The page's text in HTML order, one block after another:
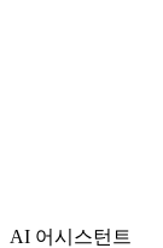
AI 어시스턴트